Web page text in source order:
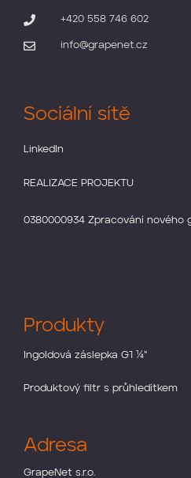
 +420 558 746 602
 info@grapenet.cz
Sociální sítě
LinkedIn
REALIZACE PROJEKTU
0380000934 Zpracování nového
Produkty
Ingoldová záslepka G1 ¼“
Produktový filtr s průhledítkem
Adresa
GrapeNet s.r.o.